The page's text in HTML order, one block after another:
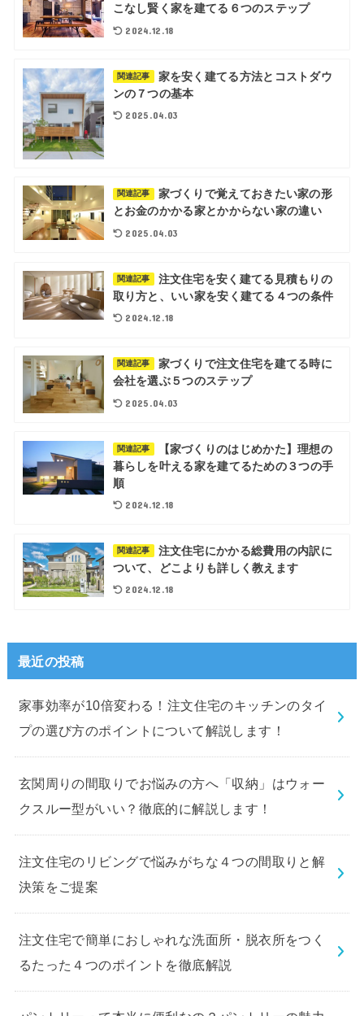
こなし賢く家を建てる６つのステップ
2024.12.18
関連記事
家を安く建てる方法とコストダウ
ンの７つの基本
2025.04.03
関連記事
家づくりで覚えておきたい家の形
とお金のかかる家とかからない家の違い
2025.04.03
関連記事
注文住宅を安く建てる見積もりの
取り方と、いい家を安く建てる４つの条件
2024.12.18
関連記事
家づくりで注文住宅を建てる時に
会社を選ぶ５つのステップ
2025.04.03
関連記事
【家づくりのはじめかた】理想の
暮らしを叶える家を建てるための３つの手
順
2024.12.18
関連記事
注文住宅にかかる総費用の内訳に
ついて、どこよりも詳しく教えます
2024.12.18
最近の投稿
家事効率が10倍変わる！注文住宅のキッチンのタイ
プの選び方のポイントについて解説します！
玄関周りの間取りでお悩みの方へ「収納」はウォー
クスルー型がいい？徹底的に解説します！
注文住宅のリビングで悩みがちな４つの間取りと解
決策をご提案
注文住宅で簡単におしゃれな洗面所・脱衣所をつく
るたった４つのポイントを徹底解説